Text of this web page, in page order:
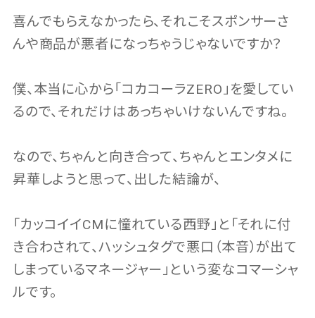
喜んでもらえなかったら、それこそスポンサーさ
んや商品が悪者になっちゃうじゃないですか？
僕、本当に心から「コカコーラZERO」を愛してい
るので、それだけはあっちゃいけないんですね。
なので、ちゃんと向き合って、ちゃんとエンタメに
昇華しようと思って、出した結論が、
「カッコイイCMに憧れている西野」と「それに付
き合わされて、ハッシュタグで悪口（本音）が出て
しまっているマネージャー」という変なコマーシャ
ルです。